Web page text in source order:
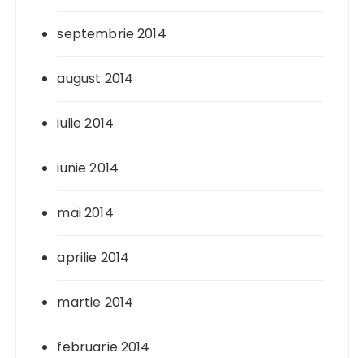
septembrie 2014
august 2014
iulie 2014
iunie 2014
mai 2014
aprilie 2014
martie 2014
februarie 2014